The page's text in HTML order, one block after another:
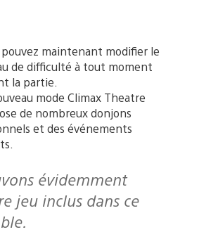
pouvez maintenant modifier le
de difficulté à tout moment
la partie.
mode Climax Theatre
de nombreux donjons
et des événements
jeu inclus dans ce